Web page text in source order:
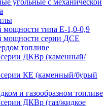
мощности типа Е-1,0-0,9
мощности серии ДСЕ
топливе
ДКВр (каменный/
КЕ (каменный/бурый
и газообразном топливе
ДКВр (газ/жидкое